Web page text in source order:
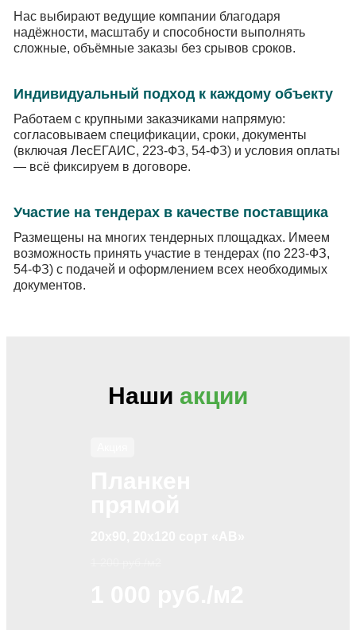
Нас выбирают ведущие компании благодаря
надёжности, масштабу и способности выполнять
сложные, объёмные заказы без срывов сроков.
Индивидуальный подход к каждому объекту
Работаем с крупными заказчиками напрямую:
согласовываем спецификации, сроки, документы
(включая ЛесЕГАИС, 223-ФЗ, 54-ФЗ) и условия оплаты
— всё фиксируем в договоре.
Участие на тендерах в качестве поставщика
Размещены на многих тендерных площадках. Имеем
возможность принять участие в тендерах (по 223-ФЗ,
54-ФЗ) с подачей и оформлением всех необходимых
документов.
Наши акции